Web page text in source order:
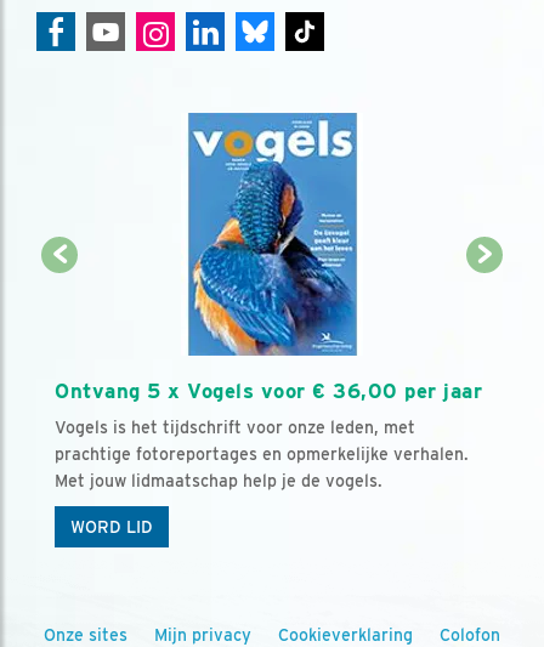
Ontvang 5 x Vogels voor € 36,00 per jaar
Vogels is het tijdschrift voor onze leden, met
prachtige fotoreportages en opmerkelijke verhalen.
Met jouw lidmaatschap help je de vogels.
WORD LID
Onze sites Mijn privacy Cookieverklaring Colofon